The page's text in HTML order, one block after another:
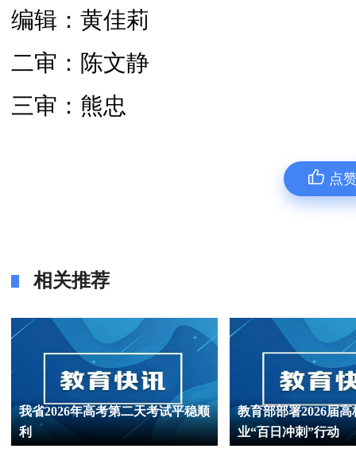
编辑：黄佳莉
二审：陈文静
三审：熊忠
点
相关推荐
我省2026年高考第二天考试平稳顺
利
教育部部署2026届
业“百日冲刺”行动